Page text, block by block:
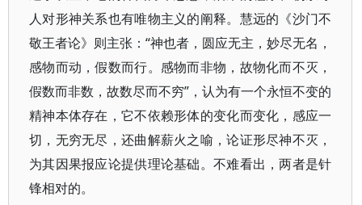
人对形神关系也有唯物主义的阐释。慧远的《沙门不
敬王者论》则主张：“神也者，圆应无主，妙尽无名，
感物而动，假数而行。感物而非物，故物化而不灭，
假数而非数，故数尽而不穷”，认为有一个永恒不变的
精神本体存在，它不依赖形体的变化而变化，感应一
切，无穷无尽，还曲解薪火之喻，论证形尽神不灭，
为其因果报应论提供理论基础。不难看出，两者是针
锋相对的。